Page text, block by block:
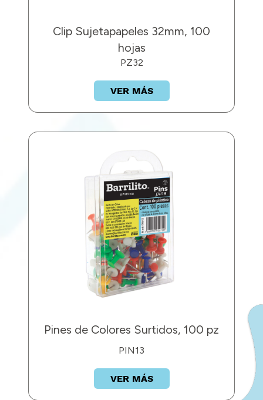
Clip Sujetapapeles 32mm, 100
hojas
PZ32
VER MÁS
Pines de Colores Surtidos, 100 pz
PIN13
VER MÁS